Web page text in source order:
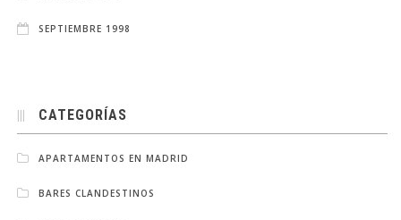
SEPTIEMBRE 1998
CATEGORÍAS
APARTAMENTOS EN MADRID
BARES CLANDESTINOS